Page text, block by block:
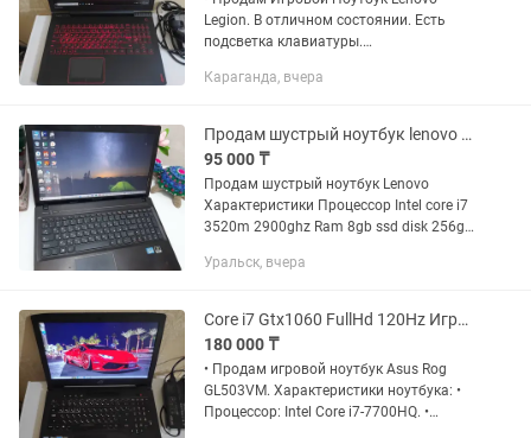
Legion. В отличном состоянии. Есть
подсветка клавиатуры.
Intel Core i5-7300HQ • Видеокарта: 1.
Караганда, вчера
Продам шустрый ноутбук lenovo core i7
95 000 ₸
Продам шустрый ноутбук Lenovo
Характеристики Процессор Intel core i7
3520m 2900ghz Ram 8gb ssd disk 256gb
Аккумулятор держит заряд Подойдёт
Уральск, вчера
Core i7 Gtx1060 FullHd 120Hz Игровой Ноутбук Asus Rog
180 000 ₸
• Продам игровой ноутбук Asus Rog
GL503VM. Характеристики ноутбука: •
Процессор: Intel Core i7-7700HQ. •